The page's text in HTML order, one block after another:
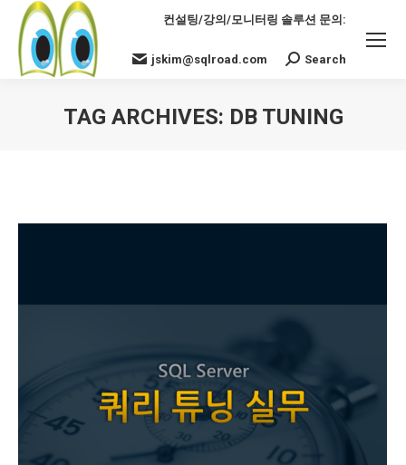
컨설팅/강의/모니터링 솔루션 문의:
jskim@sqlroad.com Search:
Search
TAG ARCHIVES: DB TUNING